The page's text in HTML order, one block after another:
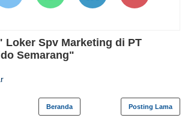
Loker Spv Marketing di PT
Semarang"
Posting Lama
Beranda